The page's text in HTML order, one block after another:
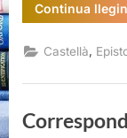
Continua
Castellà,